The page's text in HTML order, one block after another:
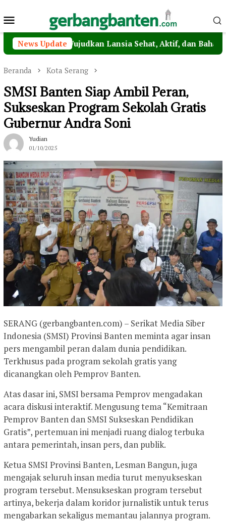
ke
Menu
Mobile
News Update
Wujudkan Lansia Sehat, Aktif, dan Bahagia
Beranda Kota Serang
SMSI Banten Siap Ambil Peran,
Sukseskan Program Sekolah Gratis
Gubernur Andra Soni
Yudian
01/10/2025
‎SERANG (gerbangbanten.com) – Serikat Media Siber
Indonesia (SMSI) Provinsi Banten meminta agar insan
pers mengambil peran dalam dunia pendidikan.
Terkhusus pada program sekolah gratis yang
dicanangkan oleh Pemprov Banten.
Atas dasar ini, SMSI bersama Pemprov mengadakan
acara diskusi interaktif. Mengusung tema “Kemitraan
Pemprov Banten dan SMSI Sukseskan Pendidikan
Gratis”, pertemuan ini menjadi ruang dialog terbuka
antara pemerintah, insan pers, dan publik.
Ketua SMSI Provinsi Banten, Lesman Bangun, juga
mengajak seluruh insan media turut menyukseskan
program tersebut. Mensukseskan program tersebut
artinya, bekerja dalam koridor jurnalistik untuk terus
mengabarkan sekaligus memantau jalannya program.